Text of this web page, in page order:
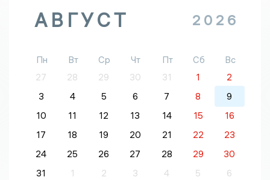
АВГУСТ 2026
Пн Вт Ср Чт Пт Сб
Вс
27
28 29 30 31 1
2
3
4 5 6 7 8
9
10
11 12 13 14 15
16
17
18 19 20 21 22
23
24
25 26 27 28 29
30
31
1 2 3 4 5 6